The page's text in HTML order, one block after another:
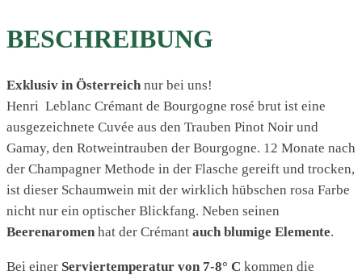
BESCHREIBUNG
Exklusiv in Österreich nur bei uns!
Henri Leblanc Crémant de Bourgogne rosé brut ist eine
ausgezeichnete Cuvée aus den Trauben Pinot Noir und
Gamay, den Rotweintrauben der Bourgogne. 12 Monate nach
der Champagner Methode in der Flasche gereift und trocken,
ist dieser Schaumwein mit der wirklich hübschen rosa Farbe
nicht nur ein optischer Blickfang. Neben seinen
Beerenaromen hat der Crémant auch blumige Elemente.
Bei einer Serviertemperatur von 7-8° C kommen die